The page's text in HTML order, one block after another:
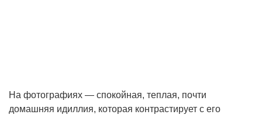
На фотографиях — спокойная, теплая, почти
домашняя идиллия, которая контрастирует с его